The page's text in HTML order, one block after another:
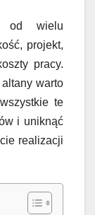
od wielu
projekt,
pracy.
warto
te
i uniknąć
realizacji